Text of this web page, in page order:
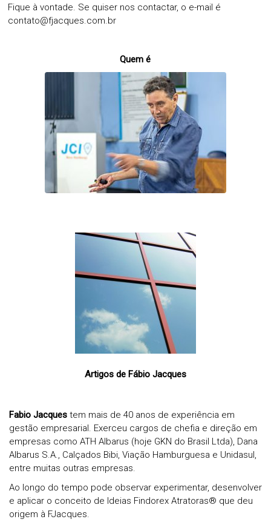
Fique à vontade. Se quiser nos contactar, o e-mail é
contato@fjacques.com.br
Quem é
Artigos de Fábio Jacques
Fabio Jacques tem mais de 40 anos de experiência em
gestão empresarial. Exerceu cargos de chefia e direção em
empresas como ATH Albarus (hoje GKN do Brasil Ltda), Dana
Albarus S.A., Calçados Bibi, Viação Hamburguesa e Unidasul,
entre muitas outras empresas.
Ao longo do tempo pode observar experimentar, desenvolver
e aplicar o conceito de Ideias Findorex Atratoras® que deu
origem à FJacques.